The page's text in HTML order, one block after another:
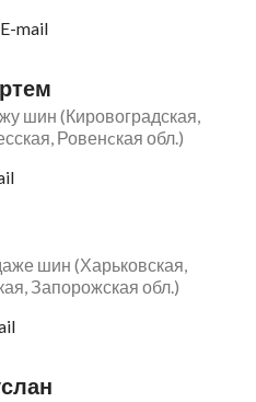
E-mail
шин (Кировоградская,
Ровенcкая обл.)
шин (Харьковская,
Запорожская обл.)